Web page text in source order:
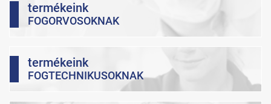
termékeink
FOGORVOSOKNAK
termékeink
FOGTECHNIKUSOKNAK